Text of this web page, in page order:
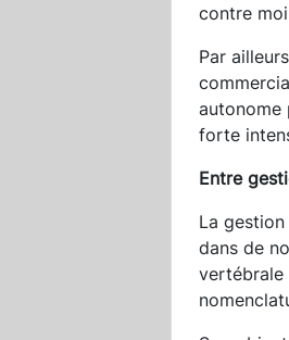
contre
Par
autonome
forte
Entre
La
dans de
vertébrale